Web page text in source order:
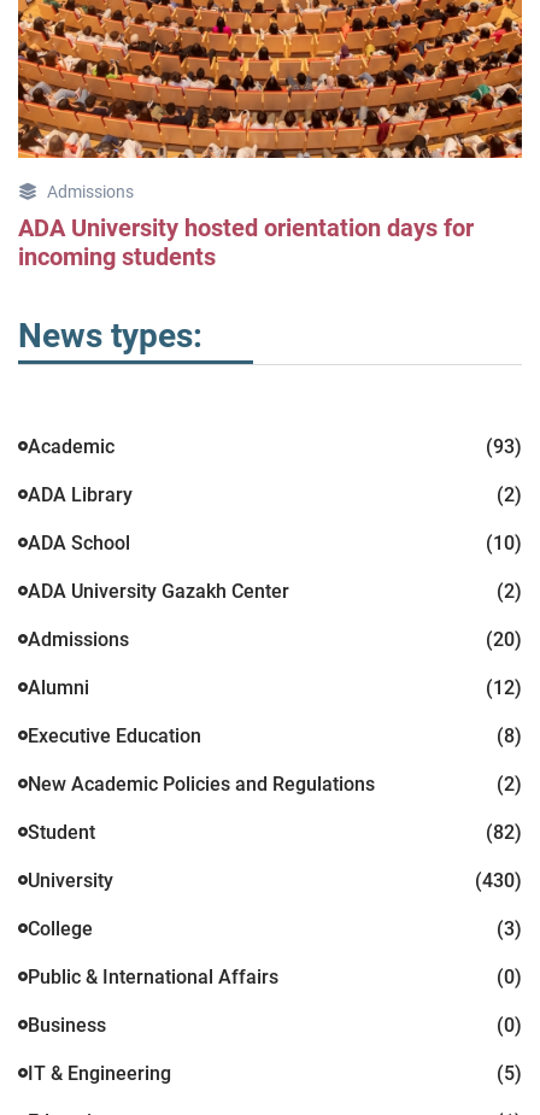
Admissions
ADA University hosted orientation days for
incoming students
News types:
Academic (93)
ADA Library (2)
ADA School (10)
ADA University Gazakh Center (2)
Admissions (20)
Alumni (12)
Executive Education (8)
New Academic Policies and Regulations (2)
Student (82)
University (430)
College (3)
Public & International Affairs (0)
Business (0)
IT & Engineering (5)